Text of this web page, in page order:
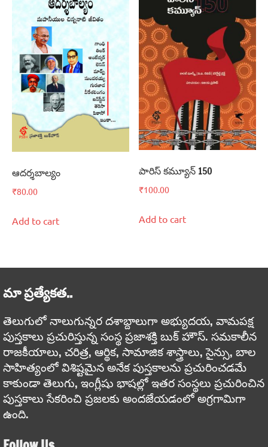
ఆదర్శబాల్యం
₹80.00
Add to cart
పారిస్‌ కమ్యూన్‌ 150
₹100.00
Add to cart
మా ప్రత్యేకత..
తెలుగులో నాలుగున్నర దశాబ్దాలుగా అభ్యుదయ, వామపక్ష
పుస్తకాలు ప్రచురిస్తున్న సంస్థ ప్రజాశక్తి బుక్ హౌస్. సమకాలీన
రాజకీయాలు, చరిత్ర, ఆర్థిక, సామాజిక శాస్త్రాలు, సైన్సు, బాల
సాహిత్యంలో విశిష్టమైన అనేక పుస్తకాలను ప్రచురించడమే
కాకుండా తెలుగు, ఇంగ్లీషు భాషల్లో ఇతర సంస్థలు ప్రచురించిన
పుస్తకాలు సేకరించి ప్రజలకు అందజేయడంలో అగ్రగామిగా
ఉంది.